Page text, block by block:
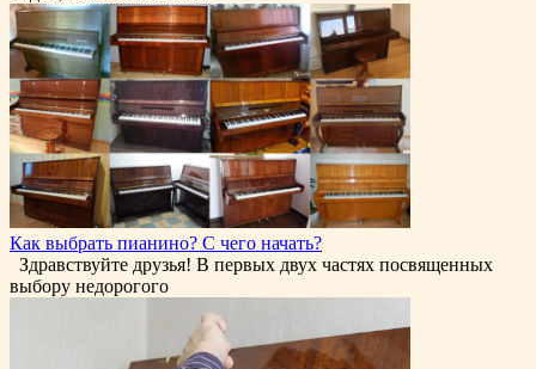
Как выбрать пианино? С чего начать?
Здравствуйте друзья! В первых двух частях посвященных
выбору недорогого